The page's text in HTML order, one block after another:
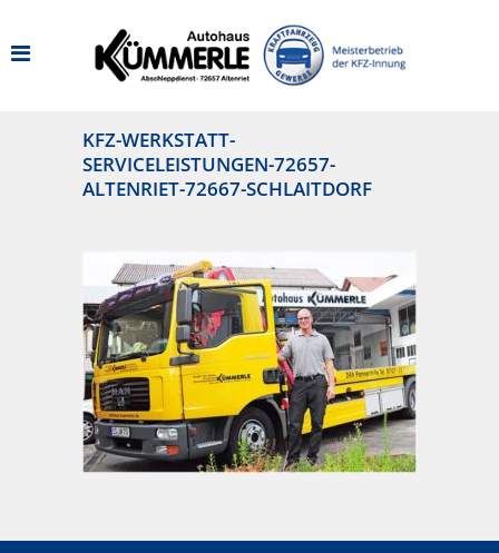
KFZ-WERKSTATT-
SERVICELEISTUNGEN-72657-
ALTENRIET-72667-SCHLAITDORF